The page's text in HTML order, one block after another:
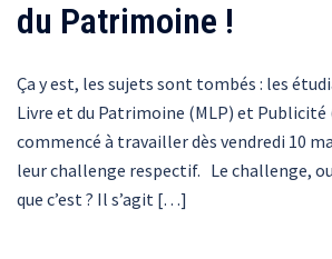
du Patrimoine !
Ça y est, les sujets sont tombés : les
Livre et du Patrimoine (MLP) et
commencé à travailler dès vendredi 10
leur challenge respectif. Le challenge,
que c’est ? Il s’agit […]